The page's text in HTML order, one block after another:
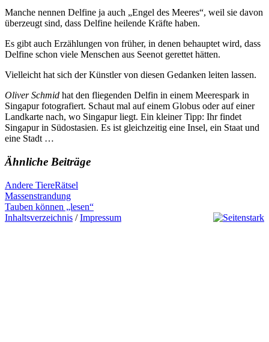
Manche nennen Delfine ja auch „Engel des Meeres“, weil sie davon
überzeugt sind, dass Delfine heilende Kräfte haben.
Es gibt auch Erzählungen von früher, in denen behauptet wird, dass
Delfine schon viele Menschen aus Seenot gerettet hätten.
Vielleicht hat sich der Künstler von diesen Gedanken leiten lassen.
Oliver Schmid hat den fliegenden Delfin in einem Meerespark in
Singapur fotografiert. Schaut mal auf einem Globus oder auf einer
Landkarte nach, wo Singapur liegt. Ein kleiner Tipp: Ihr findet
Singapur in Südostasien. Es ist gleichzeitig eine Insel, ein Staat und
eine Stadt …
Ähnliche Beiträge
Andere TiereRätsel
Beitragsnavigation
Previous
Post:
Massenstrandung
Next
Post:
Tauben können „lesen“
Inhaltsverzeichnis /Impressum